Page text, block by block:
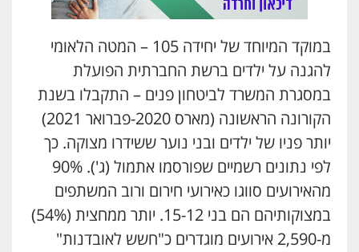
במוקד המיוחד של יחידה 105 – המטה הלאומי
להגנה על ילדים ברשת החברתית הפועלת
במסגרת המשרד לביטחון פנים – התקבלו בשנת
הקורונה הראשונה (מארס 2020-פברואר 2021)
יותר פניו של ילדים ובני נוער ששידרו מצוקה. כך
לפי נתונים רשמיים שפורסמו אתמול (ג'). 90%
מהאירועים סווגו כאירועי חירום ורוב המשתפים
במצוקותיהם הם בני 15-12. יותר ממחצית (54%)
מ-2,590 אירועים מוגדרים כ"חשש לאובדנות"